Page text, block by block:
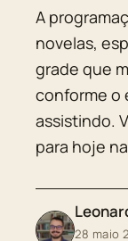
A
novelas,
grade que
conforme o
assistindo.
para hoje
28 maio